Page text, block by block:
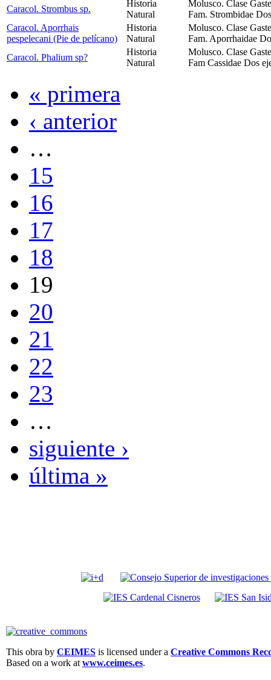
Caracol. Strombus sp.
Historia
Natural
Molusco. Clase
Fam. Strombidae
Caracol. Aporrhais
pespelecani (Pie de pelícano)
Historia
Natural
Molusco. Clase
Fam. Aporrhaidae
Caracol. Phalium sp?
Historia
Natural
Molusco. Clase
Fam Cassidae Dos
« primera
‹ anterior
…
15
16
17
18
19
20
21
22
23
…
siguiente ›
última »
This obra by CEIMES is licensed under a Creative Commons
Based on a work at www.ceimes.es.